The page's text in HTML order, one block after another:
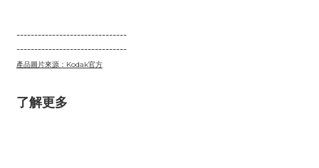
-------------------------------
-------------------------------
產品圖片來源：Kodak官方
了解更多